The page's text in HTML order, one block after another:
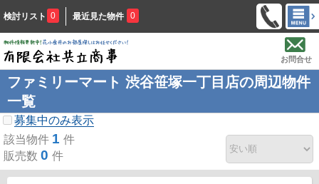
検討リスト 0 最近見た物件 0
お問合せ
ファミリーマート 渋谷笹塚一丁目店の周辺物件
一覧
募集中のみ表示
該当物件 1 件
販売数 0 件